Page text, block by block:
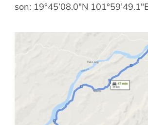
son: 19°45’08.0″N